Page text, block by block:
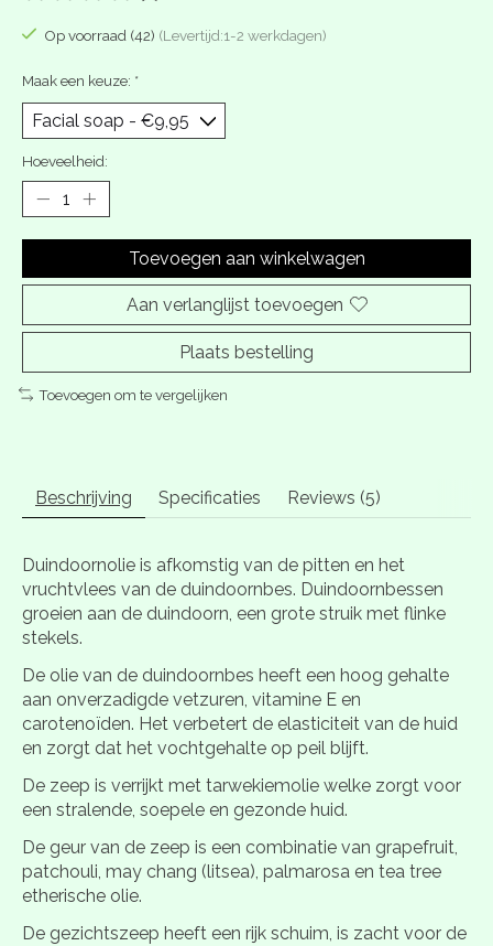
Op voorraad (42) (Levertijd:1-2 werkdagen)
Maak een keuze: *
Hoeveelheid:
Toevoegen aan winkelwagen
Aan verlanglijst toevoegen
Plaats bestelling
Toevoegen om te vergelijken
Beschrijving Specificaties Reviews (5)
Duindoornolie is afkomstig van de pitten en het
vruchtvlees van de duindoornbes. Duindoornbessen
groeien aan de duindoorn, een grote struik met flinke
stekels.
De olie van de duindoornbes heeft een hoog gehalte
aan onverzadigde vetzuren, vitamine E en
carotenoïden. Het verbetert de elasticiteit van de huid
en zorgt dat het vochtgehalte op peil blijft.
De zeep is verrijkt met tarwekiemolie welke zorgt voor
een stralende, soepele en gezonde huid.
De geur van de zeep is een combinatie van grapefruit,
patchouli, may chang (litsea), palmarosa en tea tree
etherische olie.
De gezichtszeep heeft een rijk schuim, is zacht voor de